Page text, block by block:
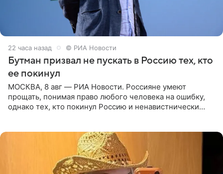
22 часа назад © РИА Новости
Бутман призвал не пускать в Россию тех, кто
ее покинул
МОСКВА, 8 авг — РИА Новости. Россияне умеют
прощать, понимая право любого человека на ошибку,
однако тех, кто покинул Россию и ненавистнически